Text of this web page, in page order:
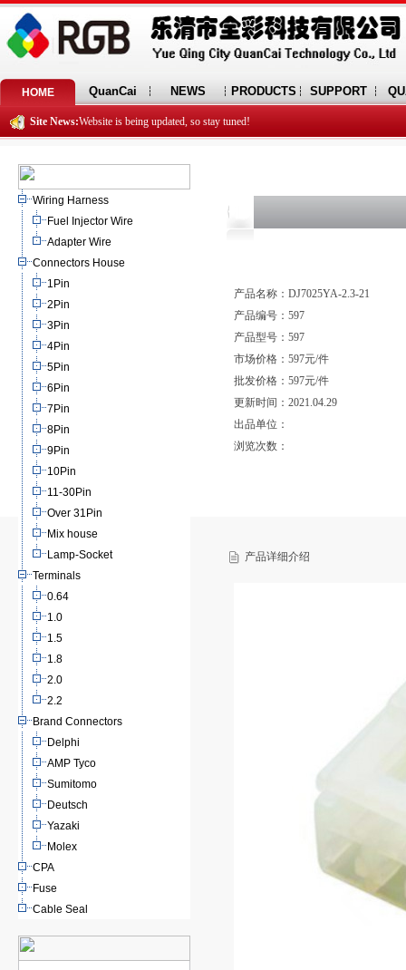
HOME QuanCai NEWS PRODUCTS SUPPORT
Site News:Website is being updated, so stay tuned!
Wiring Harness
Fuel Injector Wire
Adapter Wire
Connectors House
1Pin
2Pin
3Pin
4Pin
5Pin
6Pin
7Pin
8Pin
9Pin
10Pin
11-30Pin
Over 31Pin
Mix house
Lamp-Socket
Terminals
0.64
1.0
1.5
1.8
2.0
2.2
Brand Connectors
Delphi
AMP Tyco
Sumitomo
Deutsch
Yazaki
Molex
CPA
Fuse
Cable Seal
产品名称：DJ7025YA-2.3-21
产品编号：597
产品型号：597
市场价格：597元/件
批发价格：597元/件
更新时间：2021.04.29
出品单位：
浏览次数：
产品详细介绍